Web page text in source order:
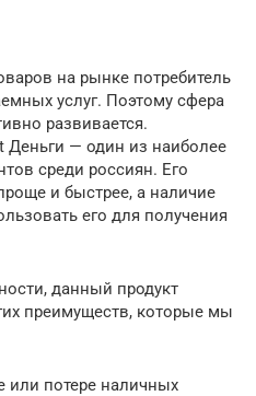
на рынке потребитель
услуг. Поэтому сфера
развивается.
Деньги — один из наиболее
среди россиян. Его
и быстрее, а наличие
его для получения
данный продукт
преимуществ, которые мы
или потере наличных